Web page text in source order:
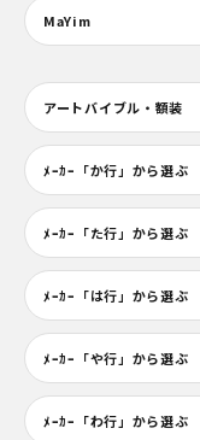
MaYim
アートバイブル・額装
ﾒｰｶｰ「か行」から選ぶ
ﾒｰｶｰ「た行」から選ぶ
ﾒｰｶｰ「は行」から選ぶ
ﾒｰｶｰ「や行」から選ぶ
ﾒｰｶｰ「わ行」から選ぶ